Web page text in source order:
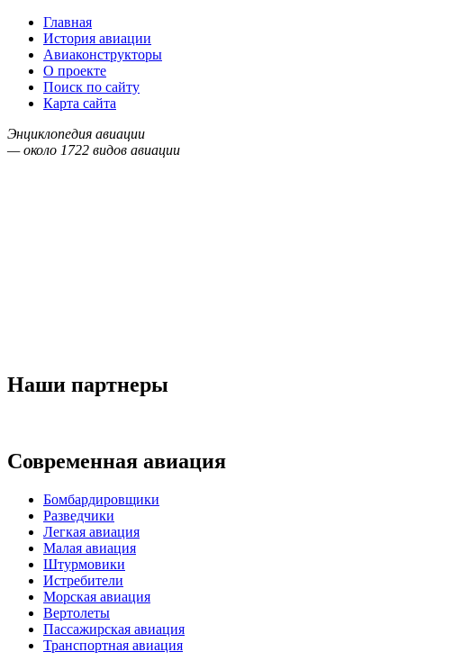
Главная
История авиации
Авиаконструкторы
О проекте
Поиск по сайту
Карта сайта
Энциклопедия авиации
— около 1722 видов авиации
Наши партнеры
Современная авиация
Бомбардировщики
Разведчики
Легкая авиация
Малая авиация
Штурмовики
Истребители
Морская авиация
Вертолеты
Пассажирская авиация
Транспортная авиация